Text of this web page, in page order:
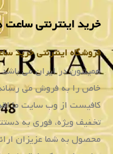
و
نیازهای
مختلف
را
پوشش
دهد.
هنگام
خرید